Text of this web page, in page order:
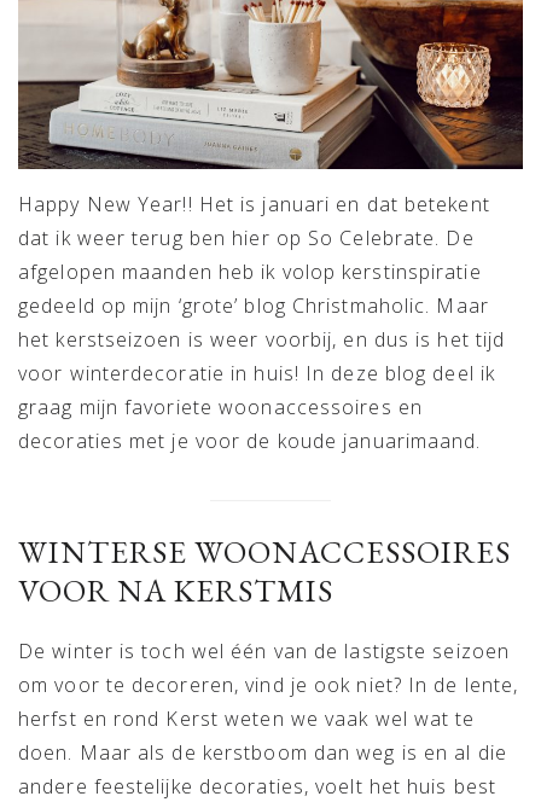
Happy New Year!! Het is januari en dat betekent
dat ik weer terug ben hier op So Celebrate. De
afgelopen maanden heb ik volop kerstinspiratie
gedeeld op mijn ‘grote’ blog Christmaholic. Maar
het kerstseizoen is weer voorbij, en dus is het tijd
voor winterdecoratie in huis! In deze blog deel ik
graag mijn favoriete woonaccessoires en
decoraties met je voor de koude januarimaand.
WINTERSE WOONACCESSOIRES
VOOR NA KERSTMIS
De winter is toch wel één van de lastigste seizoen
om voor te decoreren, vind je ook niet? In de lente,
herfst en rond Kerst weten we vaak wel wat te
doen. Maar als de kerstboom dan weg is en al die
andere feestelijke decoraties, voelt het huis best